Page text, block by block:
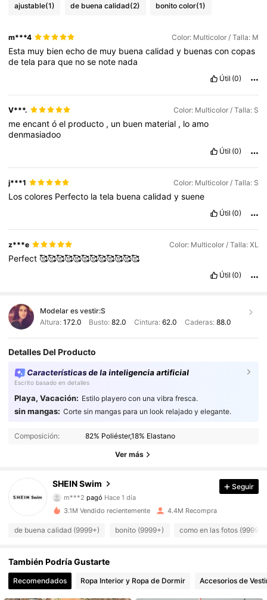
ajustable(1) de buena calidad(2) bonito color(1)
m***4 Color: Multicolor / Talla: M
Esta muy bienechode muy buenacalidady buenasconcopas
detela paraque nose note nada
Útil (0)
V***. Color: Multicolor / Talla: S
meencantóel producto , un buen material , loamo
denmasiadoo
Útil (0)
j***1 Color: Multicolor / Talla: S
Loscolores Perfecto latela buenacalidadysuene
Útil (0)
z***e Color: Multicolor / Talla: XL
Perfect🥰🥰🥰🥰🥰🥰🥰🥰🥰🥰🥰🥰
Útil (0)
Modelar es vestir:S
Altura: 172.0 Busto:82.0 Cintura: 62.0 Caderas: 88.0
Detalles Del Producto
Características de la inteligencia artificial
Escrito basado en detalles
Playa, Vacación: Estilo playero con una vibra fresca.
sin mangas: Corte sin mangas para un look relajado y elegante.
Composición: 82% Poliéster,18% Elastano
Ver más
SHEIN Swim
4,93
414K Seguidores
m***2
pagó Hace 1 día
seguido
4,93 414K Seguidores
Seguir
3.1M Vendido recientemente 4.4M Recompra
de buena calidad (9999+) bonito (9999+) como en las fotos (9999+)
También Podría Gustarte
Recomendados Ropa Interior y Ropa de Dormir Accesorios de